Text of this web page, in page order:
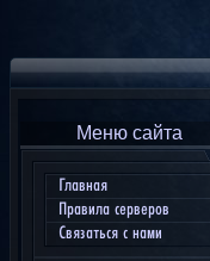
Меню сайта
Главная
Правила серверов
Связаться с нами